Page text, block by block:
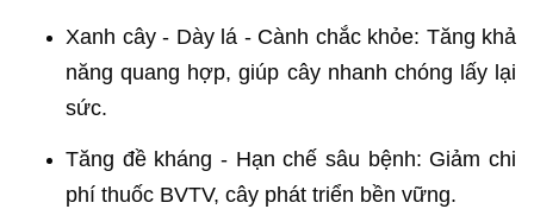
Xanh cây - Dày lá - Cành chắc khỏe: Tăng khả
năng quang hợp, giúp cây nhanh chóng lấy lại
sức.
Tăng đề kháng - Hạn chế sâu bệnh: Giảm chi
phí thuốc BVTV, cây phát triển bền vững.